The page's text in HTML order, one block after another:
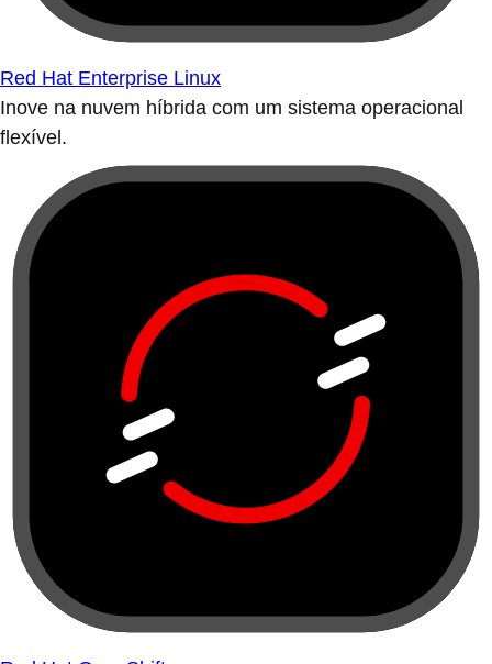
Red Hat Enterprise Linux
Inove na nuvem híbrida com um sistema operacional
flexível.